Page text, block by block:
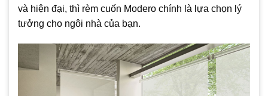
và hiện đại, thì rèm cuốn Modero chính là lựa chọn lý
tưởng cho ngôi nhà của bạn.